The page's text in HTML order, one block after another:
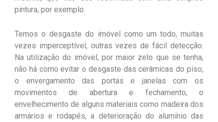
pintura, por exemplo.
Temos o desgaste do imóvel como um todo, muitas
vezes imperceptível, outras vezes de fácil detecção.
Na utilização do imóvel, por maior zelo que se tenha,
não há como evitar o desgaste das cerâmicas do piso,
o envergamento das portas e janelas com os
movimentos de abertura e fechamento, o
envelhecimento de alguns materiais como madeira dos
armários e rodapés, a deterioração do alumínio das